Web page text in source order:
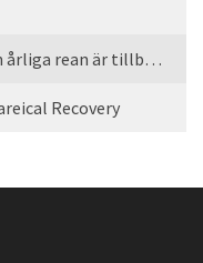
Games Made in Sweden 2026 – Den årliga rean är tillbaka
Recovery